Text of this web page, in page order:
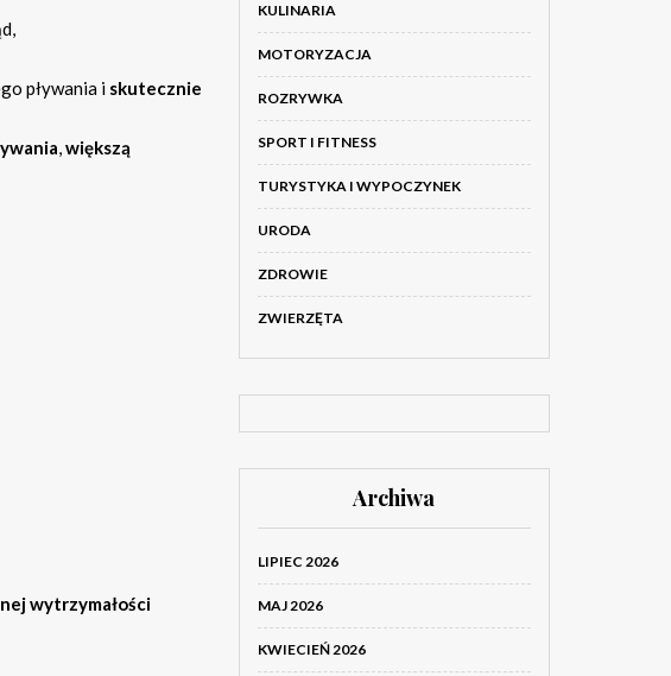
pływania i skutecznie
,większą
wytrzymałości
KULINARIA
MOTORYZACJA
ROZRYWKA
SPORT I FITNESS
TURYSTYKA I WYPOCZYNEK
URODA
ZDROWIE
ZWIERZĘTA
Archiwa
LIPIEC 2026
MAJ 2026
KWIECIEŃ 2026